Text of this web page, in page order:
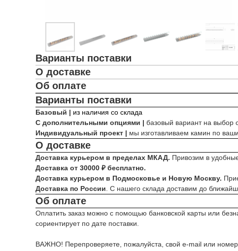
Варианты поставки
О доставке
Об оплате
Варианты поставки
Базовый | из наличия со склада
С дополнительными опциями | базовый вариант на выбор
Индивидуальный проект | мы изготавливаем камин по
О доставке
Доставка курьером в пределах МКАД. Привозим в
Доставка от 30000 ₽ бесплатно.
Доставка курьером в Подмосковье и Новую Москву.
Доставка по России . С нашего склада доставим до
Об оплате
Оплатить заказ можно с помощью банковской карты или
сориентирует по дате поставки.
ВАЖНО! Перепроверяете, пожалуйста, свой e-mail или номер